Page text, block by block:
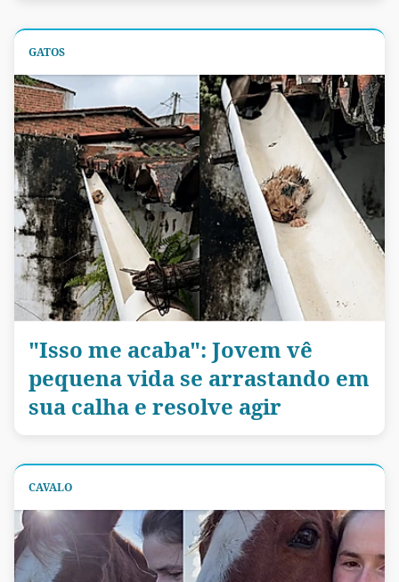
GATOS
"Isso me acaba": Jovem vê
pequena vida se arrastando em
sua calha e resolve agir
CAVALO